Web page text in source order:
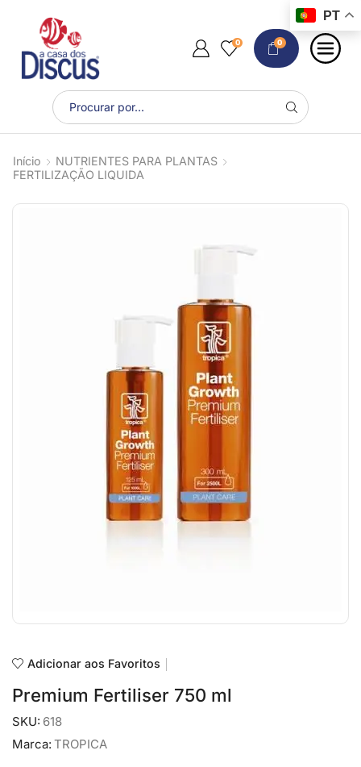
0 0
Início
NUTRIENTES PARA PLANTAS
FERTILIZAÇÃO LIQUIDA
Adicionar aos Favoritos
Premium Fertiliser 750 ml
SKU: 618
Marca: TROPICA
PT